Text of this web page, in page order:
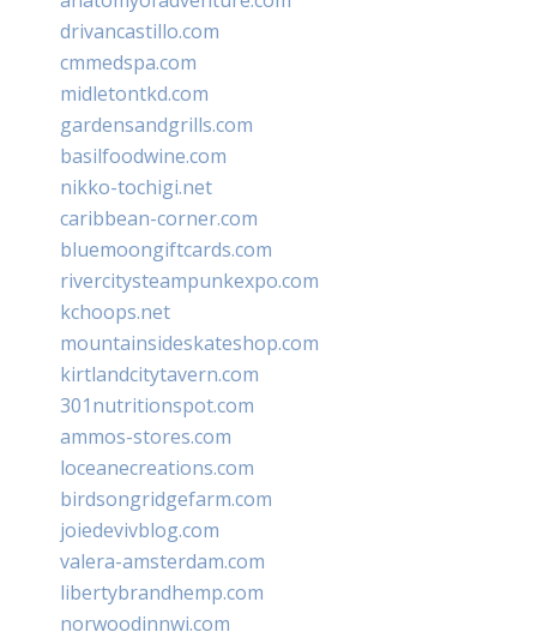
drivancastillo.com
cmmedspa.com
midletontkd.com
gardensandgrills.com
basilfoodwine.com
nikko-tochigi.net
caribbean-corner.com
bluemoongiftcards.com
rivercitysteampunkexpo.com
kchoops.net
mountainsideskateshop.com
kirtlandcitytavern.com
301nutritionspot.com
ammos-stores.com
loceanecreations.com
birdsongridgefarm.com
joiedevivblog.com
valera-amsterdam.com
libertybrandhemp.com
norwoodinnwi.com